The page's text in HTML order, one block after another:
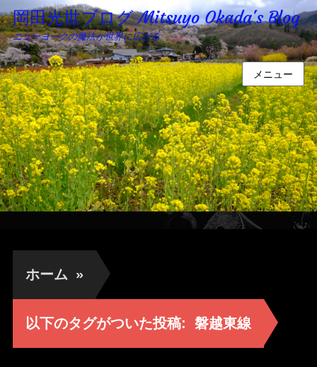
岡田光世ブログ Mitsuyo Okada's Blog
ニューヨークの魔法が世界に広がる
メニュー
ホーム »
以下のタグがついた投稿: 磐越東線